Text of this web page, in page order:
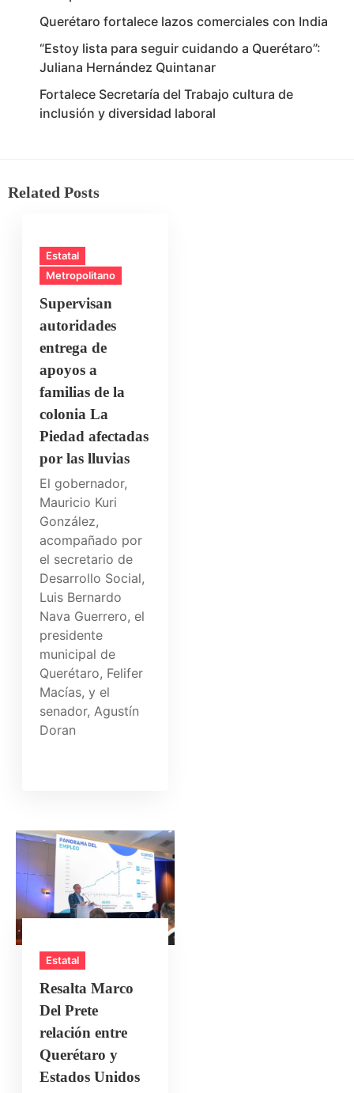
Querétaro fortalece lazos comerciales con India
“Estoy lista para seguir cuidando a Querétaro”:
Juliana Hernández Quintanar
Fortalece Secretaría del Trabajo cultura de
inclusión y diversidad laboral
Related Posts
Estatal
Metropolitano
Supervisan
autoridades
entrega de
apoyos a
familias de la
colonia La
Piedad afectadas
por las lluvias
El gobernador,
Mauricio Kuri
González,
acompañado por
el secretario de
Desarrollo Social,
Luis Bernardo
Nava Guerrero, el
presidente
municipal de
Querétaro, Felifer
Macías, y el
senador, Agustín
Doran
Estatal
Resalta Marco
Del Prete
relación entre
Querétaro y
Estados Unidos